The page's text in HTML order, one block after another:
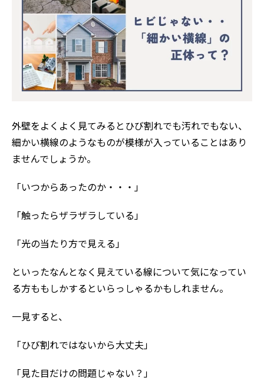
外壁をよくよく見てみるとひび割れでも汚れでもない、
細かい横線のようなものが模様が入っていることはあり
ませんでしょうか。
「いつからあったのか・・・」
「触ったらザラザラしている」
「光の当たり方で見える」
といったなんとなく見えている線について気になってい
る方ももしかするといらっしゃるかもしれません。
一見すると、
「ひび割れではないから大丈夫」
「見た目だけの問題じゃない？」